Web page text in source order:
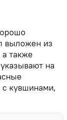
выложен из
а также
на
кувшинами,